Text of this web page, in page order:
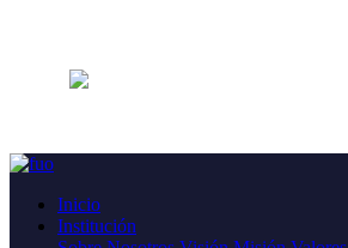
Inicio
Institución